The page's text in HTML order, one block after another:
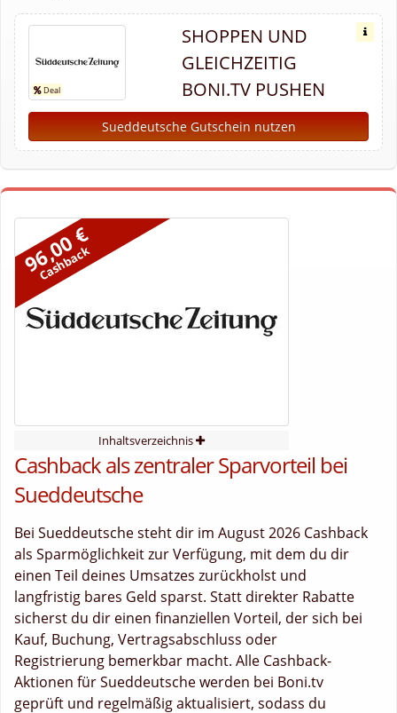
SHOPPEN UND
GLEICHZEITIG
BONI.TV PUSHEN
Sueddeutsche Gutschein nutzen
96,00 €
Cashback
Inhaltsverzeichnis
Cashback als zentraler Sparvorteil bei
Sueddeutsche
Bei Sueddeutsche steht dir im August 2026 Cashback
als Sparmöglichkeit zur Verfügung, mit dem du dir
einen Teil deines Umsatzes zurückholst und
langfristig bares Geld sparst. Statt direkter Rabatte
sicherst du dir einen finanziellen Vorteil, der sich bei
Kauf, Buchung, Vertragsabschluss oder
Registrierung bemerkbar macht. Alle Cashback-
Aktionen für Sueddeutsche werden bei Boni.tv
geprüft und regelmäßig aktualisiert, sodass du